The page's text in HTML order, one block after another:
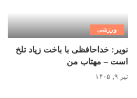
ورزشی
نویر: خداحافظی با باخت زیاد تلخ
است – مهتاب من
تیر ۹, ۱۴۰۵